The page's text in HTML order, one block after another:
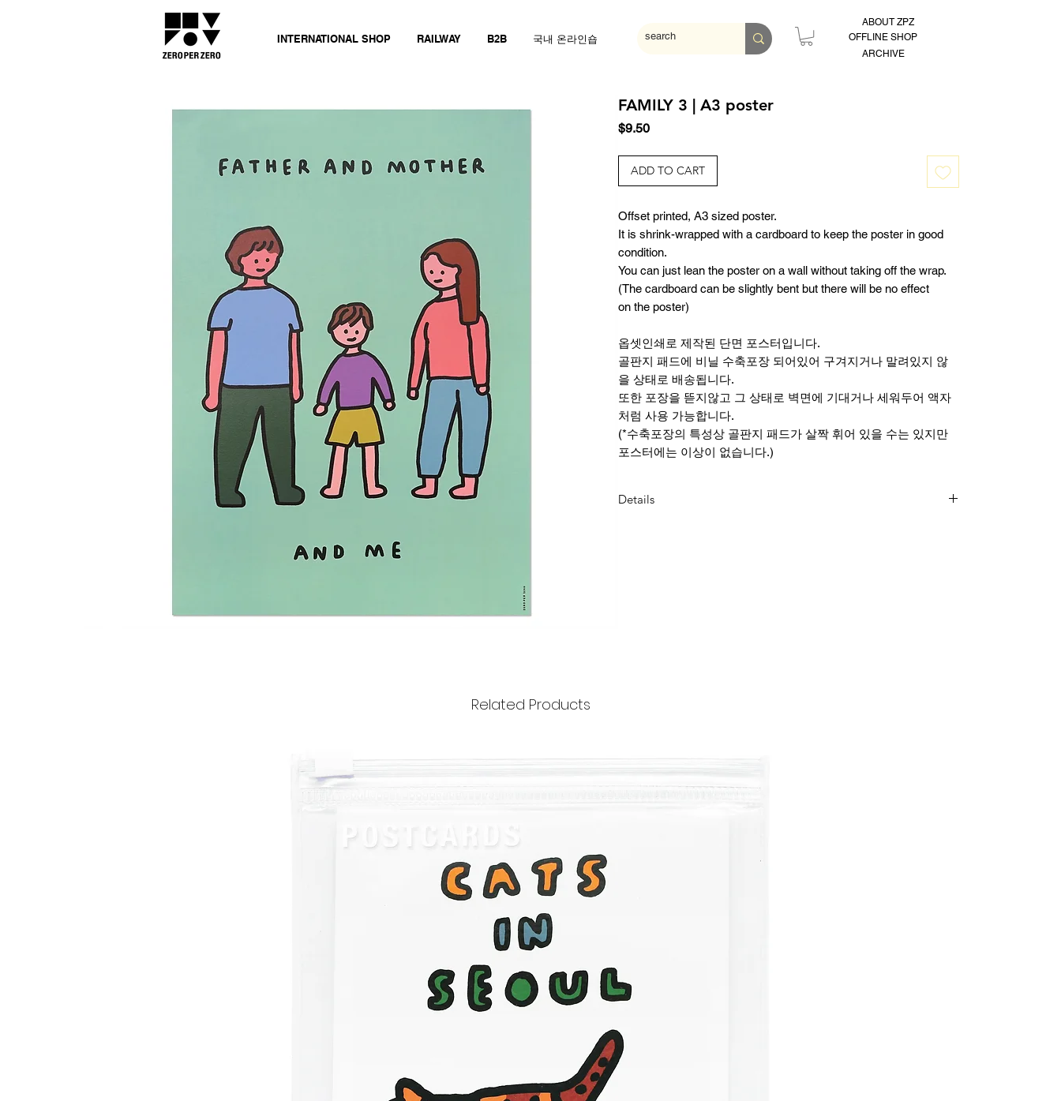
INTERNATIONAL SHOP RAILWAY B2B 국내 온라인숍
ABOUT ZPZ
OFFLINE SHOP
ARCHIVE
FAMILY 3 | A3 poster
$9.50Price
ADD TO CART
Offset printed, A3 sized poster.
It is shrink-wrapped with a cardboard to keep the poster in good
condition.
You can just lean the poster on a wall without taking off the wrap.
(The cardboard can be slightly bent but there will be no effect
on the poster)
옵셋인쇄로 제작된 단면 포스터입니다.
골판지 패드에 비닐 수축포장 되어있어 구겨지거나 말려있지 않
을 상태로 배송됩니다.
또한 포장을 뜯지않고 그 상태로 벽면에 기대거나 세워두어 액자
처럼 사용 가능합니다.
(*수축포장의 특성상 골판지 패드가 살짝 휘어 있을 수는 있지만
포스터에는 이상이 없습니다.)
Details
Related Products